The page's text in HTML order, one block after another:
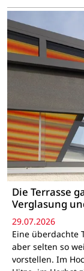
Die Terrasse
Verglasung
29.07.2026
Eine überdachte
aber selten so
vorstellen. Im